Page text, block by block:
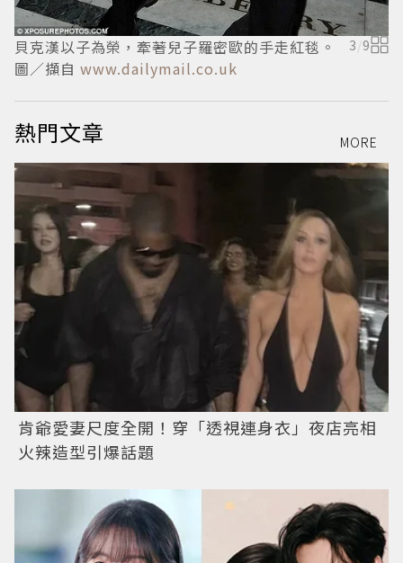
貝克漢以子為榮，牽著兒子羅密歐的手走紅毯。
圖／擷自 www.dailymail.co.uk
3 /9
熱門文章 MORE
肯爺愛妻尺度全開！穿「透視連身衣」夜店亮相
火辣造型引爆話題